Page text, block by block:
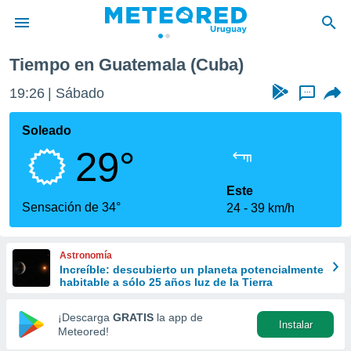
de
ha
calidad.
a este
las
y
forma
digital
basada
Tiempo en Guatemala (Cuba)
19:26 Sábado ...
Soleado
29°
Sensación de 34°
Este
24
39 km/h
Astronomía
Increíble: descubierto un planeta potencialmente
habitable a sólo 25 años luz de la Tierra
¡Descarga GRATIS la app de
Meteored!
Instalar